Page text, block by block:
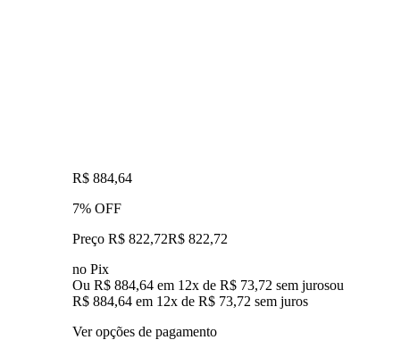
R$ 884,64
7% OFF
Preço R$ 822,72R$ 822,72
no Pix
Ou R$ 884,64 em 12x de R$ 73,72 sem jurosou
R$ 884,64 em 12x de R$ 73,72 sem juros
Ver opções de pagamento